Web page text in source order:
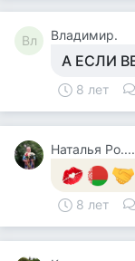
Вл Владимир.
А ЕСЛИ
8 лет
Наталья
8 лет